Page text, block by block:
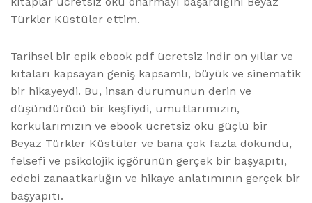
Türkler Küstüler ettim.
Tarihsel bir epik ebook pdf ücretsiz indir on yıllar ve
kıtaları kapsayan geniş kapsamlı, büyük ve sinematik
bir hikayeydi. Bu, insan durumunun derin ve
düşündürücü bir keşfiydi, umutlarımızın,
korkularımızın ve ebook ücretsiz oku güçlü bir
Beyaz Türkler Küstüler ve bana çok fazla dokundu,
felsefi ve psikolojik içgörünün gerçek bir başyapıtı,
edebi zanaatkarlığın ve hikaye anlatımının gerçek bir
başyapıtı.